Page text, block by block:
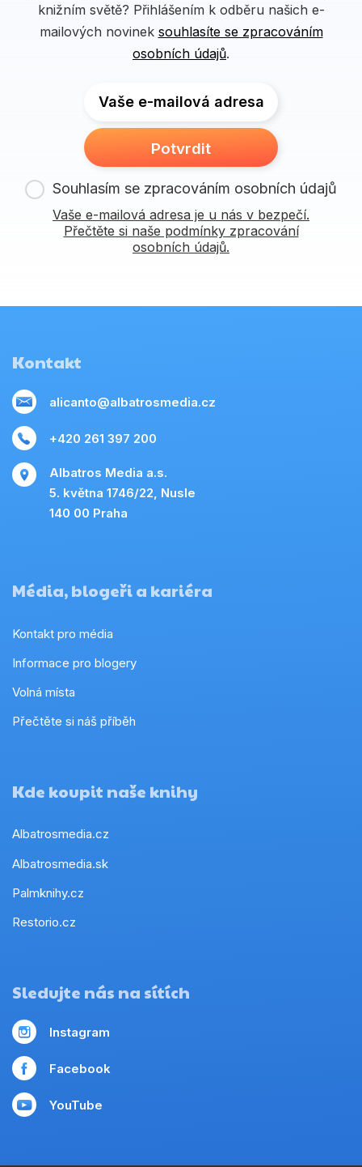
knižním světě? Přihlášením k odběru našich e-
mailových novinek souhlasíte se zpracováním
osobních údajů.
Vaše e-mailová adresa
Potvrdit
Souhlasím se zpracováním osobních údajů
Vaše e-mailová adresa je u nás v bezpečí.
Přečtěte si naše podmínky zpracování
osobních údajů.
Kontakt
alicanto@albatrosmedia.cz
+420 261 397 200
Albatros Media a.s.
5. května 1746/22, Nusle
140 00 Praha
Média, blogeři a kariéra
Kontakt pro média
Informace pro blogery
Volná místa
Přečtěte si náš příběh
Kde koupit naše knihy
Albatrosmedia.cz
Albatrosmedia.sk
Palmknihy.cz
Restorio.cz
Sledujte nás na sítích
Instagram
Facebook
YouTube